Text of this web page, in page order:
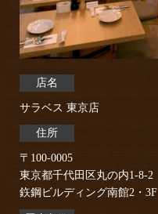
店名
サラベス 東京店
住所
〒100-0005
東京都千代田区丸の内1-8-2
鉃鋼ビルディング南館2・3F